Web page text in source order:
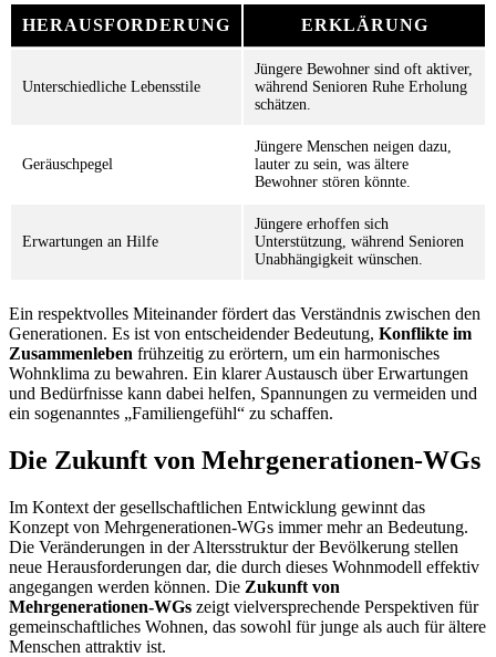
HERAUSFORDERUNG ERKLÄRUNG
Unterschiedliche Lebensstile
Jüngere Bewohner sind oft aktiver,
während Senioren Ruhe Erholung
schätzen.
Geräuschpegel
Jüngere Menschen neigen dazu,
lauter zu sein, was ältere
Bewohner stören könnte.
Erwartungen an Hilfe
Jüngere erhoffen sich
Unterstützung, während Senioren
Unabhängigkeit wünschen.
Ein respektvolles Miteinander fördert das Verständnis zwischen den
Generationen. Es ist von entscheidender Bedeutung, Konflikte im
Zusammenleben frühzeitig zu erörtern, um ein harmonisches
Wohnklima zu bewahren. Ein klarer Austausch über Erwartungen
und Bedürfnisse kann dabei helfen, Spannungen zu vermeiden und
ein sogenanntes „Familiengefühl“ zu schaffen.
Die Zukunft von Mehrgenerationen-WGs
Im Kontext der gesellschaftlichen Entwicklung gewinnt das
Konzept von Mehrgenerationen-WGs immer mehr an Bedeutung.
Die Veränderungen in der Altersstruktur der Bevölkerung stellen
neue Herausforderungen dar, die durch dieses Wohnmodell effektiv
angegangen werden können. Die Zukunft von
Mehrgenerationen-WGs zeigt vielversprechende Perspektiven für
gemeinschaftliches Wohnen, das sowohl für junge als auch für ältere
Menschen attraktiv ist.